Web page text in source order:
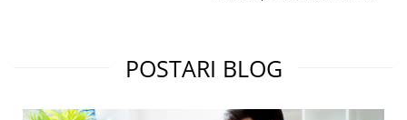
treia comanda recomand cu
mult drag !
POSTARI BLOG